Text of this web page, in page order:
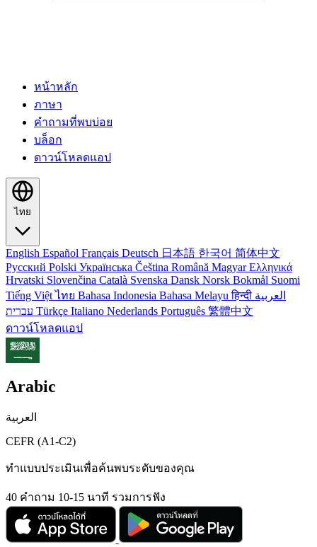
หน้าหลัก
ภาษา
คำถามที่พบบ่อย
บล็อก
ดาวน์โหลดแอป
ไทย
English Español Français Deutsch 日本語 한국어 简体中文
Русский Polski Українська Čeština Română MagyarΕλληνικά
Hrvatski Slovenčina Català Svenska Dansk Norsk Bokmål Suomi
Tiếng Việtไทย Bahasa Indonesia Bahasa Melayuहिन्दी العربية
Türkçe Italiano Nederlands Português 繁體中文
ดาวน์โหลดแอป
Arabic
العربية
CEFR (A1-C2)
ทำแบบประเมินเพื่อค้นพบระดับของคุณ
40 คำถาม 10-15 นาที รวมการฟัง